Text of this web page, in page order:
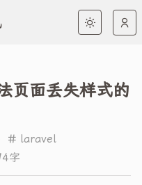
页面丢失样式的
laravel
字